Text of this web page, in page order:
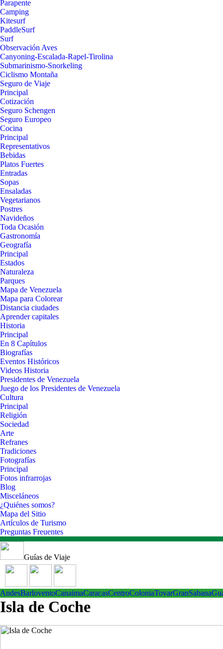
Parapente
Camping
Kitesurf
PaddleSurf
Surf
Observación Aves
Canyoning-Escalada-Rapel-Tirolina
Submarinismo-Snorkeling
Ciclismo Montaña
Seguro de Viaje
Principal
Cotización
Seguro Schengen
Seguro Europeo
Cocina
Principal
Representativos
Bebidas
Platos Fuertes
Entradas
Sopas
Ensaladas
Vegetarianos
Postres
Navideños
Toda Ocasión
Gastronomía
Geografía
Principal
Estados
Naturaleza
Parques
Mapa de Venezuela
Mapa para Colorear
Distancia ciudades
Aprender capitales
Historia
Principal
En 8 Capítulos
Biografías
Eventos Históricos
Videos Historia
Presidentes de Venezuela
Juego de los Presidentes de Venezuela
Cultura
Principal
Religión
Sociedad
Arte
Refranes
Tradiciones
Fotografías
Principal
Fotos infrarrojas
Blog
Misceláneos
¿Quiénes somos?
Mapa del Sitio
Artículos de Turismo
Preguntas Freuentes
Guías de Viaje
AndesBarloventoCanaimaCaracasCentroColoniaTovarGranSabana
Isla de Coche